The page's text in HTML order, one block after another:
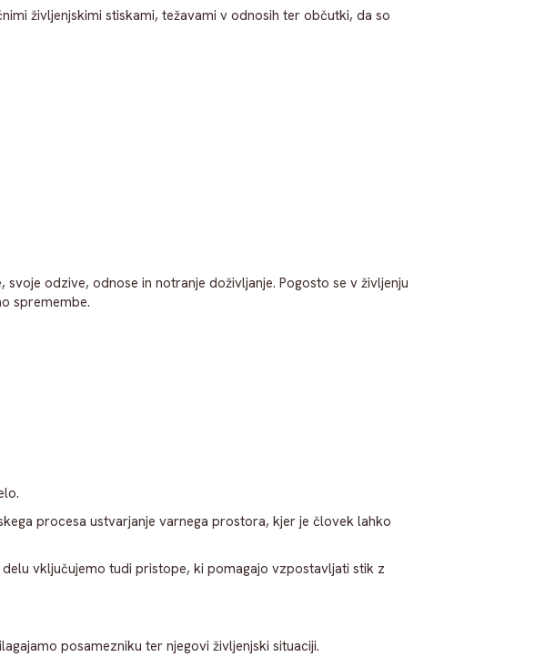
življenjskimi stiskami, težavami v odnosih ter občutki, da so
odzive, odnose in notranje doživljanje. Pogosto se v življenju
spremembe.
procesa ustvarjanje varnega prostora, kjer je človek lahko
vključujemo tudi pristope, ki pomagajo vzpostavljati stik z
posamezniku ter njegovi življenjski situaciji.